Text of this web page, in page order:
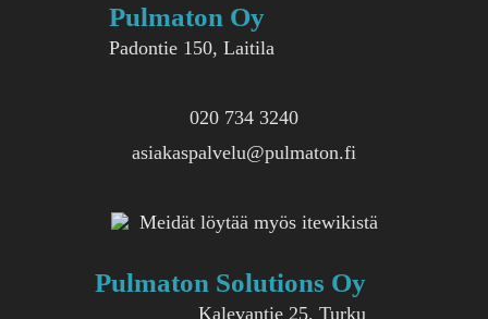
n
Pulmaton Oy
Padontie 150, Laitila
020 734 3240
asiakaspalvelu@pulmaton.fi
Meidät löytää myös itewikistä
Pulmaton Solutions Oy
Kalevantie 25, Turku